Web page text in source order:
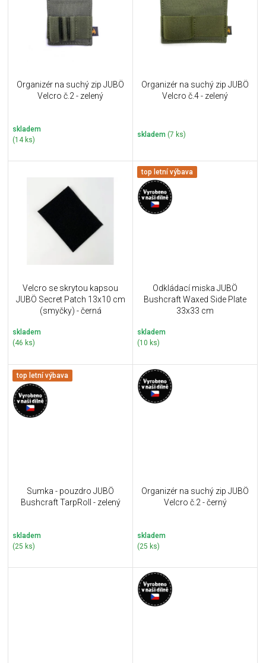
Organizér na suchý zip JUBÖ
Velcro č.2 - zelený
skladem
(14 ks)
Organizér na suchý zip JUBÖ
Velcro č.4 - zelený
skladem (7 ks)
Velcro se skrytou kapsou
JUBÖ Secret Patch 13x10 cm
(smyčky) - černá
skladem
(46 ks)
top letní výbava
Odkládací miska JUBÖ
Bushcraft Waxed Side Plate
33x33 cm
skladem
(10 ks)
top letní výbava
Sumka - pouzdro JUBÖ
Bushcraft TarpRoll - zelený
skladem
(25 ks)
Organizér na suchý zip JUBÖ
Velcro č.2 - černý
skladem
(25 ks)